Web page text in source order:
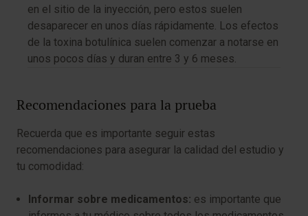
en el sitio de la inyección, pero estos suelen
desaparecer en unos días rápidamente. Los efectos
de la toxina botulínica suelen comenzar a notarse en
unos pocos días y duran entre 3 y 6 meses.
Recomendaciones para la prueba
Recuerda que es importante seguir estas
recomendaciones para asegurar la calidad del estudio y
tu comodidad:
Informar sobre medicamentos: es importante que